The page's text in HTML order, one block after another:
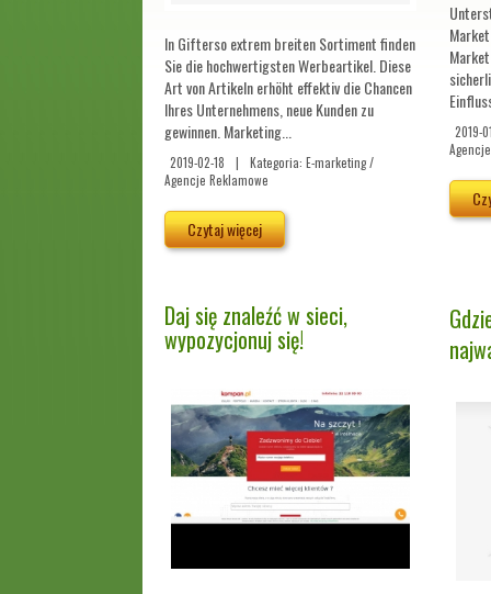
In Gifterso extrem breiten Sortiment finden
Sie die hochwertigsten Werbeartikel. Diese
Art von Artikeln erhöht effektiv die Chancen
Ihres Unternehmens, neue Kunden zu
gewinnen. Marketing...
2019-02-18 |
Kategoria: E-marketing /
Agencje Reklamowe
Czytaj więcej
2019-
Daj się znaleźć w sieci,
wypozycjonuj się!